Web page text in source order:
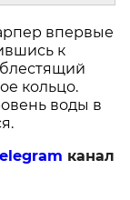
впервые
к
кольцо.
воды в
канал